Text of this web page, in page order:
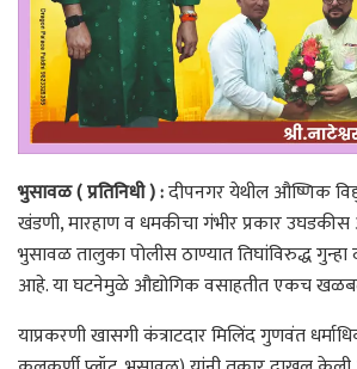
भुसावळ ( प्रतिनिधी ) :दीपनगर येथील औष्णिक
खंडणी, मारहाण व धमकीचा गंभीर प्रकार
भुसावळ तालुका पोलीस ठाण्यात तिघांविरुद्ध
आहे. या घटनेमुळे औद्योगिक वसाहतीत एकच
याप्रकरणी खासगी कंत्राटदार मिलिंद गुणवंत